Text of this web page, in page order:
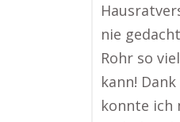
nie
Rohr so
kann!
konnte ich